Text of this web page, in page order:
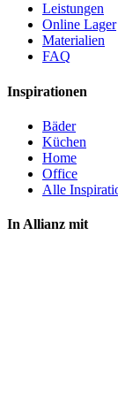
Leistungen
Online Lager
Materialien
FAQ
Inspirationen
Bäder
Küchen
Home
Office
Alle
In Allianz mit